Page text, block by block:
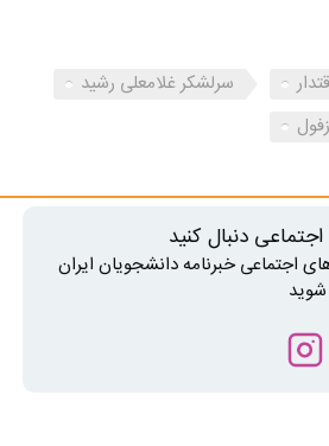
سرلشکر غلامعلی رشید
دنبال کنید
اجتماعی خبرنامه دانشجویان ایران
شوید